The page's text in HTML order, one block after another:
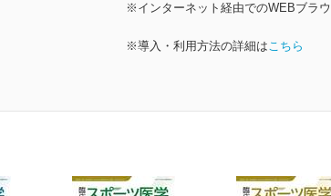
※インターネット経由でのWEBブラ
※導入・利用方法の詳細はこちら